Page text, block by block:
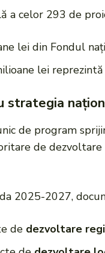
a celor 293 de
lei din Fondul
lei
strategia
de program
de
2025-2027,
de dezvoltare